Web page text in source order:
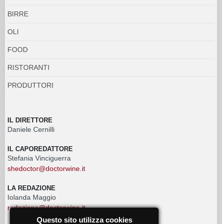
BIRRE
OLI
FOOD
RISTORANTI
PRODUTTORI
IL DIRETTORE
Daniele Cernilli
IL CAPOREDATTORE
Stefania Vinciguerra
shedoctor@doctorwine.it
LA REDAZIONE
Iolanda Maggio
redazione@doctorwine.it
Questo sito utilizza cookies